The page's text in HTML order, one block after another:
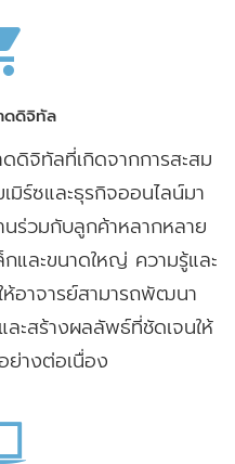
ดดิจิทัล
ดิจิทัลที่เกิดจากการสะสม
ร์ซและธุรกิจออนไลน์มา
ร่วมกับลูกค้าหลากหลาย
และขนาดใหญ่ ความรู้และ
อาจารย์สามารถพัฒนา
ะสร้างผลลัพธ์ที่ชัดเจนให้
างต่อเนื่อง